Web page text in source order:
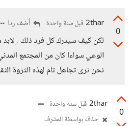
0
2thar قبل سنة واحدة أضف ردا
لكن كيف سيدرك كل فرد ذلك . لابد
الوعي سواءا كان من المجتمع
نحن نرى تجاهل تام لهذه الثروة
0
2thar قبل سنة واحدة
حذف بواسطة المشرف